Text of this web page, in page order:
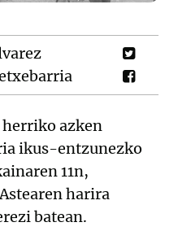
azken
ikus-entzunezko
11n,
harira
batean.